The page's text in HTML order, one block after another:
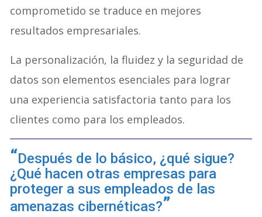
comprometido se traduce en mejores
resultados empresariales.
La personalización, la fluidez y la seguridad de
datos son elementos esenciales para lograr
una experiencia satisfactoria tanto para los
clientes como para los empleados.
Después de lo básico, ¿qué sigue?
¿Qué hacen otras empresas para
proteger a sus empleados de las
amenazas cibernéticas?